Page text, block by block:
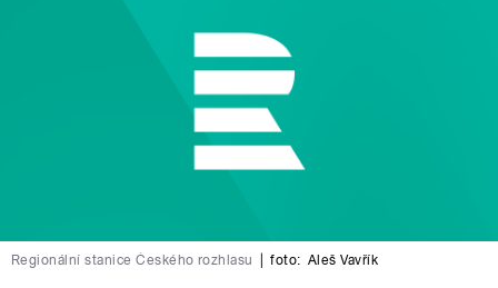
Regionální stanice Českého rozhlasu foto: Aleš Vavřík